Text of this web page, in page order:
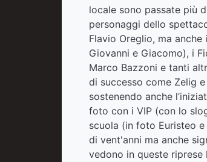
locale sono passate più
personaggi dello
Flavio Oreglio, ma
Giovanni e Giacomo), i
Marco Bazzoni e tanti
di successo come Zelig
sostenendo anche
foto con i VIP (con lo
scuola (in foto Euristeo
di vent'anni ma anche
vedono in queste